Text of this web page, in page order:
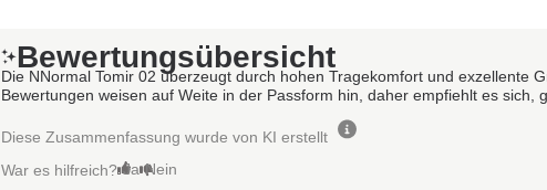
Bewertungsübersicht
Die NNormal Tomir 02 überzeugt durch hohen Tragekomfort und exzellente
Bewertungen weisen auf Weite in der Passform hin, daher empfiehlt es sich,
Diese Zusammenfassung wurde von KI erstellt
War es hilfreich? Ja Nein